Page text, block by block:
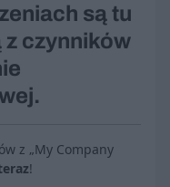
są tu
z czynników
z „My Company
!